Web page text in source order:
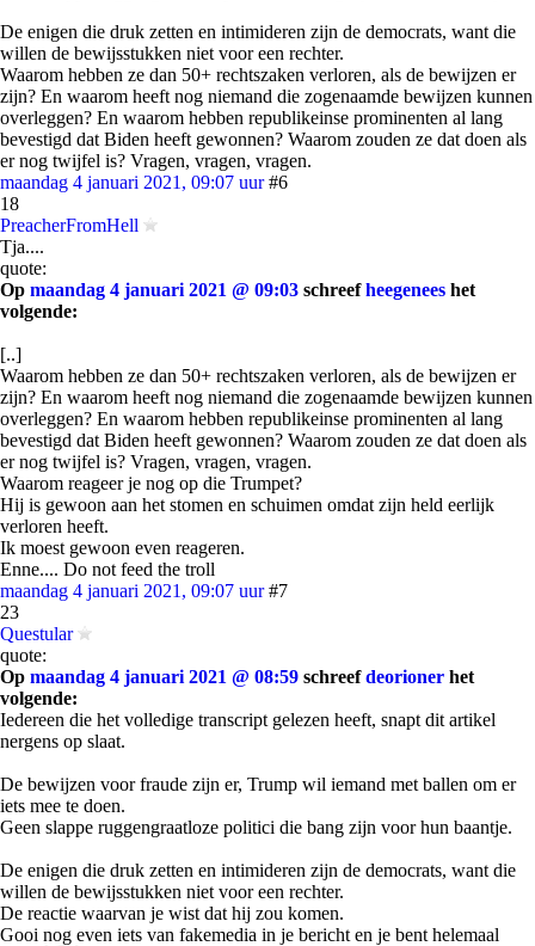
De enigen die druk zetten en intimideren zijn de democrats, want die
willen de bewijsstukken niet voor een rechter.
Waarom hebben ze dan 50+ rechtszaken verloren, als de bewijzen er
zijn? En waarom heeft nog niemand die zogenaamde bewijzen kunnen
overleggen? En waarom hebben republikeinse prominenten al lang
bevestigd dat Biden heeft gewonnen? Waarom zouden ze dat doen als
er nog twijfel is? Vragen, vragen, vragen.
maandag 4 januari 2021, 09:07 uur #6
18
PreacherFromHell
Tja....
quote:
Op maandag 4 januari 2021 @ 09:03 schreefheegenees het
volgende:
[..]
Waarom hebben ze dan 50+ rechtszaken verloren, als de bewijzen er
zijn? En waarom heeft nog niemand die zogenaamde bewijzen kunnen
overleggen? En waarom hebben republikeinse prominenten al lang
bevestigd dat Biden heeft gewonnen? Waarom zouden ze dat doen als
er nog twijfel is? Vragen, vragen, vragen.
Waarom reageer je nog op die Trumpet?
Hij is gewoon aan het stomen en schuimen omdat zijn held eerlijk
verloren heeft.
Ik moest gewoon even reageren.
Enne.... Do not feed the troll
maandag 4 januari 2021, 09:07 uur #7
23
Questular
quote:
Op maandag 4 januari 2021 @ 08:59 schreefdeorioner het
volgende:
Iedereen die het volledige transcript gelezen heeft, snapt dit artikel
nergens op slaat.
De bewijzen voor fraude zijn er, Trump wil iemand met ballen om er
iets mee te doen.
Geen slappe ruggengraatloze politici die bang zijn voor hun baantje.
De enigen die druk zetten en intimideren zijn de democrats, want die
willen de bewijsstukken niet voor een rechter.
De reactie waarvan je wist dat hij zou komen.
Gooi nog even iets van fakemedia in je bericht en je bent helemaal